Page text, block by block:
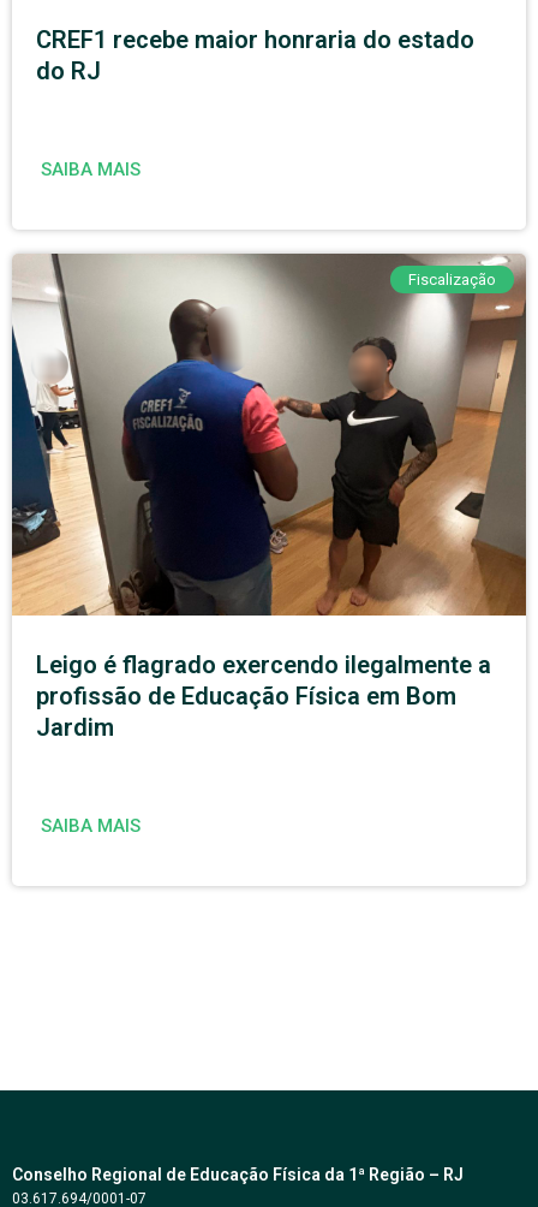
CREF1 recebe maior honraria do estado
do RJ
SAIBA MAIS
Fiscalização
Leigo é flagrado exercendo ilegalmente a
profissão de Educação Física em Bom
Jardim
SAIBA MAIS
Conselho Regional de Educação Física da 1ª Região – RJ
03.617.694/0001-07